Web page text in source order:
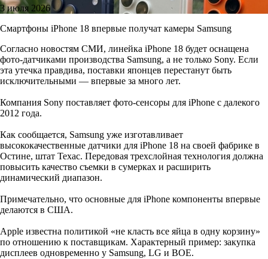
3 июля 2026
Смартфоны iPhone 18 впервые получат камеры Samsung
Согласно новостям СМИ, линейка iPhone 18 будет оснащена
фото-датчиками производства Samsung, а не только Sony. Если
эта утечка правдива, поставки японцев перестанут быть
исключительными — впервые за много лет.
Компания Sony поставляет фото-сенсоры для iPhone с далекого
2012 года.
Как сообщается, Samsung уже изготавливает
высококачественные датчики для iPhone 18 на своей фабрике в
Остине, штат Техас. Передовая трехслойная технология должна
повысить качество съемки в сумерках и расширить
динамический диапазон.
Примечательно, что основные для iPhone компоненты впервые
делаются в США.
Apple известна политикой «не класть все яйца в одну корзину»
по отношению к поставщикам. Характерный пример: закупка
дисплеев одновременно у Samsung, LG и BOE.